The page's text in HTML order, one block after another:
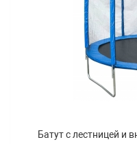
Батут с лестницей и